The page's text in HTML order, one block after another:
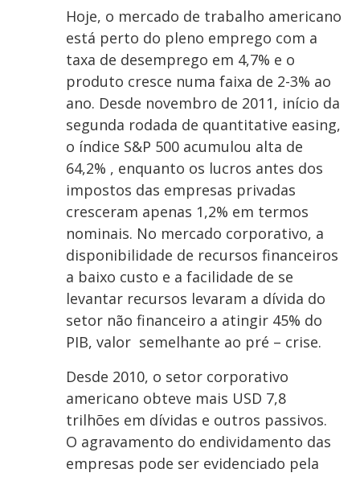
Hoje, o mercado de trabalho americano
está perto do pleno emprego com a
taxa de desemprego em 4,7% e o
produto cresce numa faixa de 2-3% ao
ano. Desde novembro de 2011, início da
segunda rodada de quantitative easing,
o índice S&P 500 acumulou alta de
64,2% , enquanto os lucros antes dos
impostos das empresas privadas
cresceram apenas 1,2% em termos
nominais. No mercado corporativo, a
disponibilidade de recursos financeiros
a baixo custo e a facilidade de se
levantar recursos levaram a dívida do
setor não financeiro a atingir 45% do
PIB, valor semelhante ao pré – crise.
Desde 2010, o setor corporativo
americano obteve mais USD 7,8
trilhões em dívidas e outros passivos.
O agravamento do endividamento das
empresas pode ser evidenciado pela